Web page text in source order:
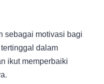
sebagai motivasi bagi
dalam
ikut memperbaiki